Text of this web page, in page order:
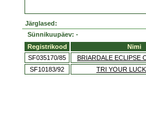
Järglased:
Sünnikuupäev: -
Registrikood
Nimi
SF035170/85
BRIARDALE ECLIPSE
SF10183/92
TRI YOUR